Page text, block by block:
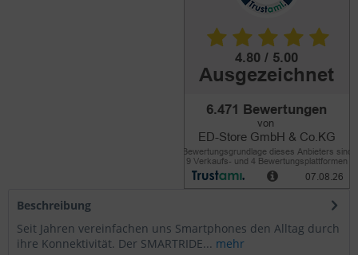
Beschreibung
Seit Jahren vereinfachen uns Smartphones den Alltag durch
ihre Konnektivität. Der SMARTRIDE... mehr